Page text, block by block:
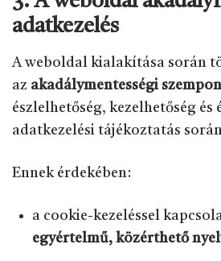
adatkezelés
A weboldal kialakítása során
az akadálymentességi
észlelhetőség, kezelhetőség és
adatkezelési tájékoztatás
Ennek érdekében:
a cookie-kezeléssel
egyértelmű, közérthető